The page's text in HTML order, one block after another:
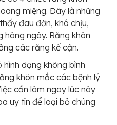
miệng. Đây là những
đau đớn, khó chịu,
ngày. Răng khôn
các răng kế cận.
dạng không bình
khôn mắc các bệnh lý
cần làm ngay lúc này
uy tín để loại bỏ chúng